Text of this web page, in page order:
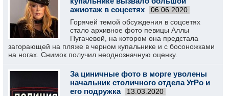
ажиотаж в соцсетях
06.06.2020
Горячей темой обсуждения в соцсетях
стало архивное фото певицы Аллы
Пугачевой, на котором она предстала
загорающей на пляже в черном купальнике и с босоножками
на ногах. Снимок получил неоднозначную оценку.
За циничные фото в морге уволены
начальник столичного отдела УгРо и
его подружка
13.03.2020